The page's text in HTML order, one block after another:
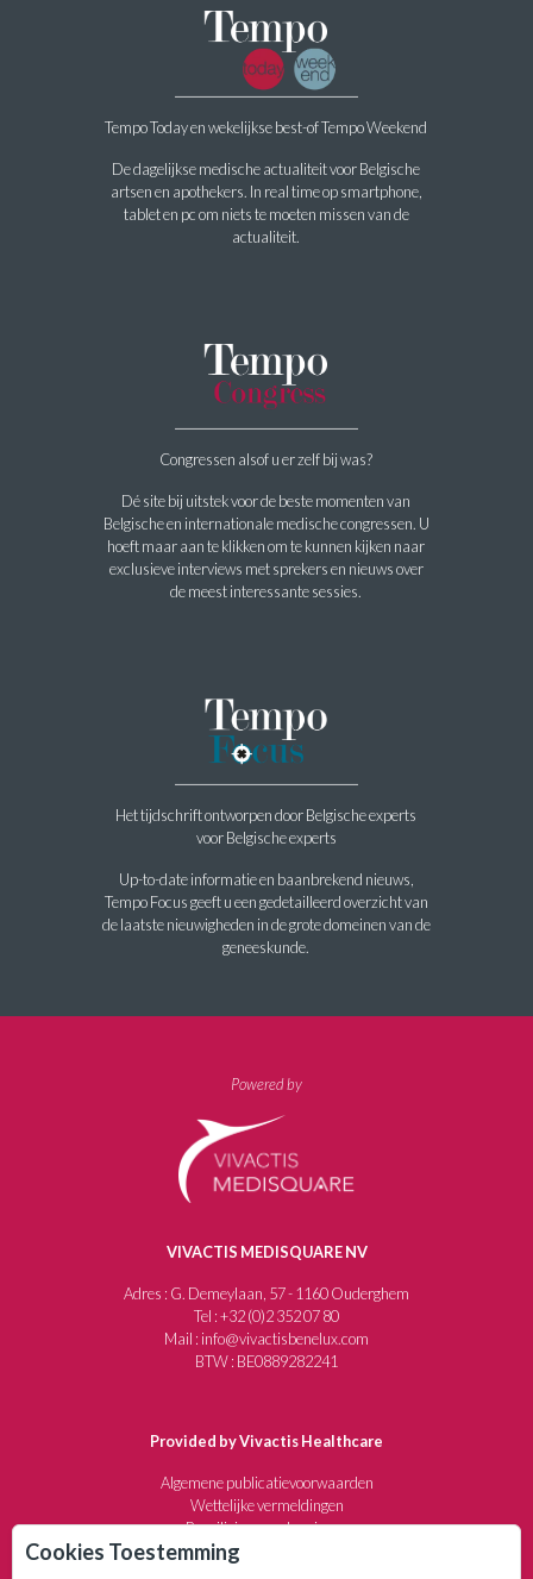
Tempo Today en wekelijkse best-of Tempo Weekend
De dagelijkse medische actualiteit voor Belgische
artsen en apothekers. In real time op smartphone,
tablet en pc om niets te moeten missen van de
actualiteit.
Congressen alsof u er zelf bij was?
Dé site bij uitstek voor de beste momenten van
Belgische en internationale medische congressen. U
hoeft maar aan te klikken om te kunnen kijken naar
exclusieve interviews met sprekers en nieuws over
de meest interessante sessies.
Het tijdschrift ontworpen door Belgische experts
voor Belgische experts
Up-to-date informatie en baanbrekend nieuws,
Tempo Focus geeft u een gedetailleerd overzicht van
de laatste nieuwigheden in de grote domeinen van de
geneeskunde.
Powered by
VIVACTIS MEDISQUARE NV
Adres : G. Demeylaan, 57 - 1160 Ouderghem
Tel : +32 (0)2 352 07 80
Mail : info@vivactisbenelux.com
BTW : BE0889282241
Provided by Vivactis Healthcare
Algemene publicatievoorwaarden
Wettelijke vermeldingen
Beveiliging van de privacy
Annuleringsvoorwaarden
Cookies Toestemming